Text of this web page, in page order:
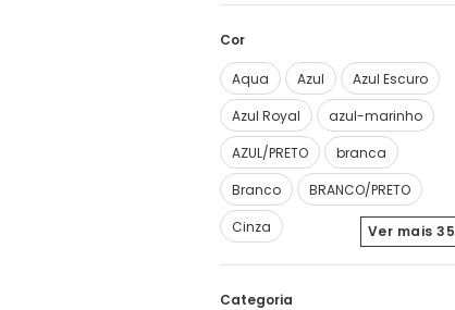
Cor
Aqua Azul
Azul Escuro
Azul Royal
azul-marinho
AZUL/PRETO
branca
Branco
BRANCO/PRETO
Cinza
Ver mais35
Categoria